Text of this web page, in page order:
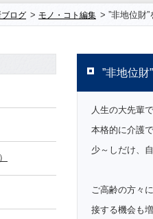
ログ > モノ・コト編集 > ”非地位財
”非地位
人生の大先輩
本格的に介護
少～しだけ、
ご高齢の方々
接する機会も